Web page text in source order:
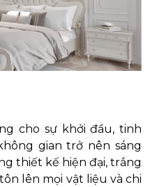
cho sự khởi đầu, tinh
gian trở nên sáng
thiết kế hiện đại, trắng
lên mọi vật liệu và chi